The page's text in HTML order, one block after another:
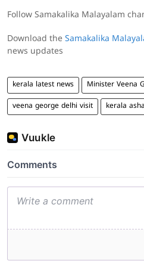
Follow Samakalika Malayalam
Download the Samakalika
news updates
kerala latest news Minister Veena
veena george delhi visit kerala